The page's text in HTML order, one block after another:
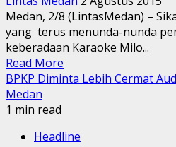
Medan, 2/8 (LintasMedan) –
yang terus menunda-nunda
keberadaan Karaoke Milo...
Read More
BPKP Diminta Lebih Cermat
Medan
1 min read
Headline